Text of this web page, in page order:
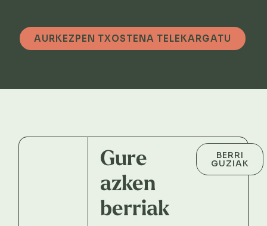
AURKEZPEN TXOSTENA TELEKARGATU
Gure
azken
berriak
BERRI
GUZIAK